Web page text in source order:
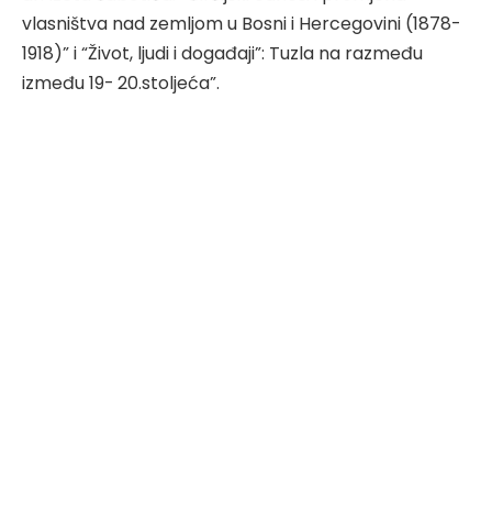
vlasništva nad zemljom u Bosni i Hercegovini (1878-
1918)” i “Život, ljudi i događaji”: Tuzla na razmeđu
između 19- 20.stoljeća”.